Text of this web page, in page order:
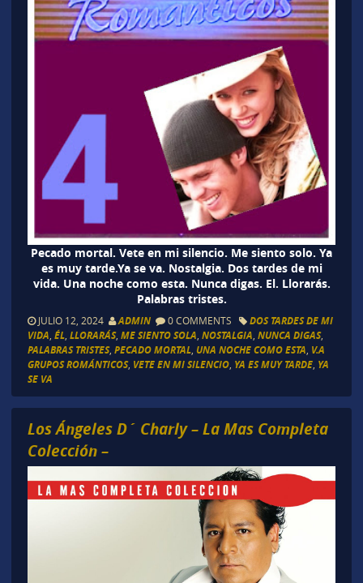
Pecado mortal. Vete en mi silencio. Me siento solo. Ya
es muy tarde.Ya se va. Nostalgia. Dos tardes de mi
vida. Una noche como esta. Nunca digas. El. Llorarás.
Palabras tristes.
JULIO 12, 2024 ADMIN 0 COMMENTS
DOS TARDES DE MI
VIDA ÉL, LLORARÁS, ME SIENTO SOLA NOSTALGIA NUNCA DIGAS,
PALABRAS TRISTES, PECADO MORTAL, UNA NOCHE COMO ESTA V.A
GRUPOS ROMÁNTICOS, VETE EN MI SILENCIO, YA ES MUY TARDE, YA
SE VA
Los Ángeles D´ Charly – La Mas Completa
Colección –